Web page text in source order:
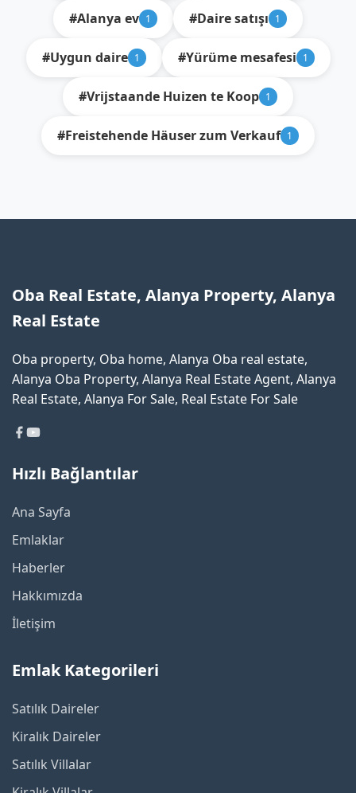
#Alanya ev 1 #Daire satışı 1
#Uygun daire 1 #Yürüme mesafesi 1
#Vrijstaande Huizen te Koop 1
#Freistehende Häuser zum Verkauf 1
Oba Real Estate, Alanya Property, Alanya
Real Estate
Oba property, Oba home, Alanya Oba real estate,
Alanya Oba Property, Alanya Real Estate Agent, Alanya
Real Estate, Alanya For Sale, Real Estate For Sale
Hızlı Bağlantılar
Ana Sayfa
Emlaklar
Haberler
Hakkımızda
İletişim
Emlak Kategorileri
Satılık Daireler
Kiralık Daireler
Satılık Villalar